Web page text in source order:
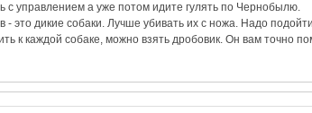
с управлением а уже потом идите гулять по Чернобылю.
дикие собаки. Лучше убивать их с ножа. Надо
к каждой собаке, можно взять дробовик. Он вам точно